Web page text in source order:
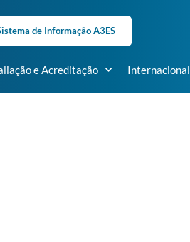
de Informação A3ES
e Acreditação Internacional